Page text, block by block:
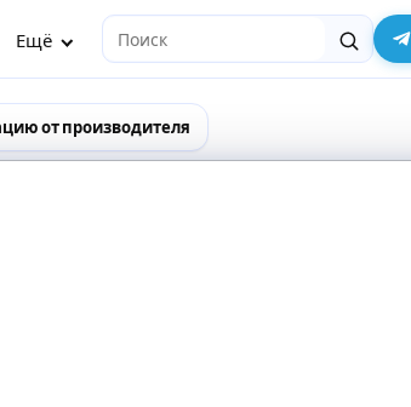
Ещё Поиск
от производителя